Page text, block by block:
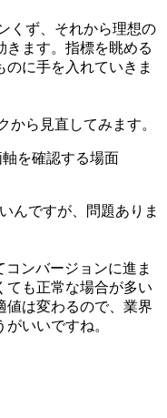
くず、それから理想の
きます。指標を眺める
に手を入れていきま
から見直してみます。
を確認する場面
んですが、問題ありま
ンバージョンに進ま
ても正常な場合が多い
値は変わるので、業界
いいですね。